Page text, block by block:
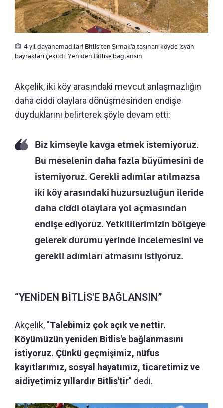
4 yıl dayanamadılar! Bitlis’ten Şırnak’a taşınan köyde isyan
bayrakları çekildi: Yeniden Bitlise bağlansın
Akçelik, iki köy arasındaki mevcut anlaşmazlığın
daha ciddi olaylara dönüşmesinden endişe
duyduklarını belirterek şöyle devam etti:
Biz kimseyle kavga etmek istemiyoruz.
Bu meselenin daha fazla büyümesini de
istemiyoruz. Gerekli adımlar atılmazsa
iki köy arasındaki huzursuzluğun ileride
daha ciddi olaylara yol açmasından
endişe ediyoruz. Yetkililerimizin bölgeye
gelerek durumu yerinde incelemesini ve
gerekli adımları atmasını istiyoruz.
“YENİDEN BİTLİS'E BAĞLANSIN”
Akçelik, "Talebimiz çok açık ve nettir.
Köyümüzün yeniden Bitlis'e bağlanmasını
istiyoruz. Çünkü geçmişimiz, nüfus
kayıtlarımız, sosyal hayatımız, ticaretimiz ve
aidiyetimiz yıllardır Bitlis'tir” dedi.